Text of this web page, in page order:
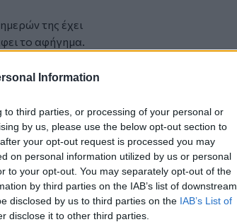
Information
third parties, or processing of your personal or
by us, please use the below opt-out section to
your opt-out request is processed you may
on personal information utilized by us or personal
to your opt-out. You may separately opt-out of the
by third parties on the IAB’s list of downstream
disclosed by us to third parties on the IAB’s List of
disclose it to other third parties.
της έχει
το αφήγημα.
την Ελλάδα
όσον
η Ελλάδα
και τον 2ο
εκλογές
υπολείπεται
γιατί δεν
έλθει το